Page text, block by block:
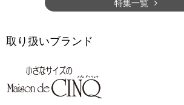
特集一覧
取り扱いブランド